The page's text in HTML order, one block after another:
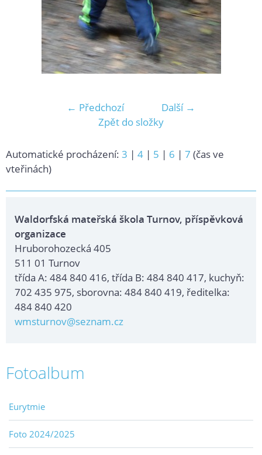
← Předchozí
Další →
Zpět do složky
Automatické procházení: 3 | 4 | 5 | 6 | 7 (čas ve
vteřinách)
Waldorfská mateřská škola Turnov, příspěvková
organizace
Hruborohozecká 405
511 01 Turnov
třída A: 484 840 416, třída B: 484 840 417, kuchyň:
702 435 975, sborovna: 484 840 419, ředitelka:
484 840 420
wmsturnov@seznam.cz
Fotoalbum
Eurytmie
Foto 2024/2025